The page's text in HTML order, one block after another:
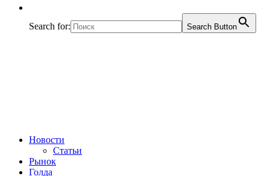
Search for: Search Button
Новости
Статьи
Рынок
Голда